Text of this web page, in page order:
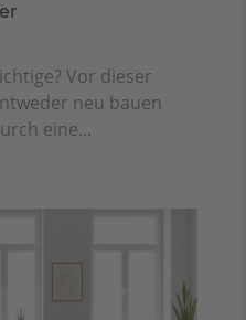
Vor dieser
neu bauen
eine...